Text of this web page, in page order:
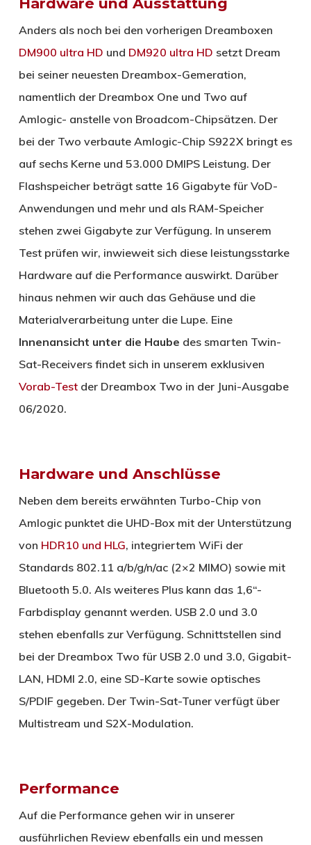
Anders als noch bei den vorherigen Dreamboxen
DM900 ultra HD und DM920 ultra HD setzt Dream
bei seiner neuesten Dreambox-Gemeration,
namentlich der Dreambox One und Two auf
Amlogic- anstelle von Broadcom-Chipsätzen. Der
bei der Two verbaute Amlogic-Chip S922X bringt es
auf sechs Kerne und 53.000 DMIPS Leistung. Der
Flashspeicher beträgt satte 16 Gigabyte für VoD-
Anwendungen und mehr und als RAM-Speicher
stehen zwei Gigabyte zur Verfügung. In unserem
Test prüfen wir, inwieweit sich diese leistungsstarke
Hardware auf die Performance auswirkt. Darüber
hinaus nehmen wir auch das Gehäuse und die
Materialverarbeitung unter die Lupe. Eine
Innenansicht unter die Haube des smarten Twin-
Sat-Receivers findet sich in unserem exklusiven
Vorab-Testder Dreambox Two in der Juni-Ausgabe
06/2020.
Hardware und Anschlüsse
Neben dem bereits erwähnten Turbo-Chip von
Amlogic punktet die UHD-Box mit der Unterstützung
von HDR10 und HLG, integriertem WiFi der
Standards 802.11 a/b/g/n/ac (2×2 MIMO) sowie mit
Bluetooth 5.0. Als weiteres Plus kann das 1,6“-
Farbdisplay genannt werden. USB 2.0 und 3.0
stehen ebenfalls zur Verfügung. Schnittstellen sind
bei der Dreambox Two für USB 2.0 und 3.0, Gigabit-
LAN, HDMI 2.0, eine SD-Karte sowie optisches
S/PDIF gegeben. Der Twin-Sat-Tuner verfügt über
Multistream und S2X-Modulation.
Performance
Auf die Performance gehen wir in unserer
ausführlichen Review ebenfalls ein und messen